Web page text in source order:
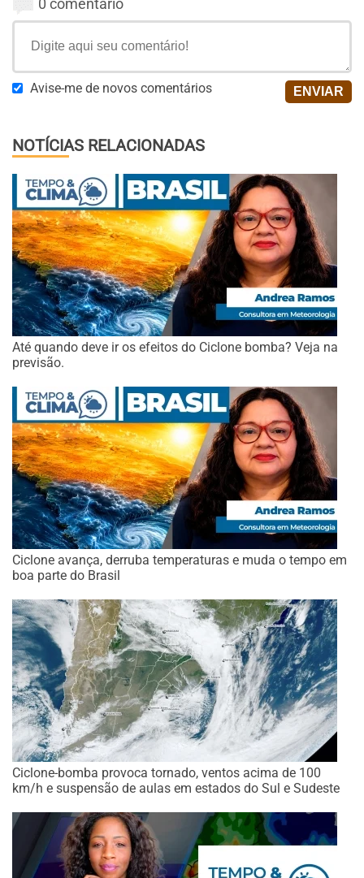
Avise-me de novos comentários
NOTÍCIAS RELACIONADAS
Até quando deve ir os efeitos do Ciclone bomba? Veja na
previsão.
Ciclone avança, derruba temperaturas e muda o tempo em
boa parte do Brasil
Ciclone-bomba provoca tornado, ventos acima de 100
km/h e suspensão de aulas em estados do Sul e Sudeste